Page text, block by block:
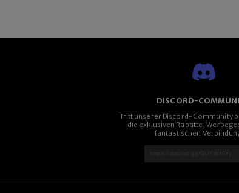
DISCORD-
Tritt unserer Discord-Community
die exklusiven Rabatte,
fantastischen